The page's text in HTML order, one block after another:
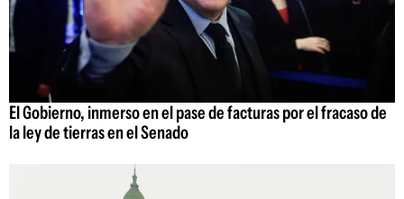
El Gobierno, inmerso en el pase de facturas por el fracaso de
la ley de tierras en el Senado